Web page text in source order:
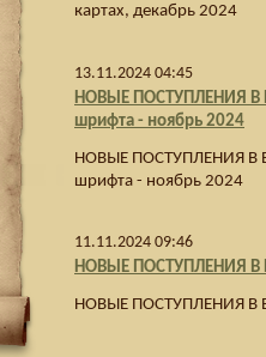
картах, декабрь 2024
13.11.2024 04:45
НОВЫЕ ПОСТУПЛЕНИЯ В
шрифта - ноябрь 2024
НОВЫЕ ПОСТУПЛЕНИЯ В
шрифта - ноябрь 2024
11.11.2024 09:46
НОВЫЕ ПОСТУПЛЕНИЯ В
НОВЫЕ ПОСТУПЛЕНИЯ В